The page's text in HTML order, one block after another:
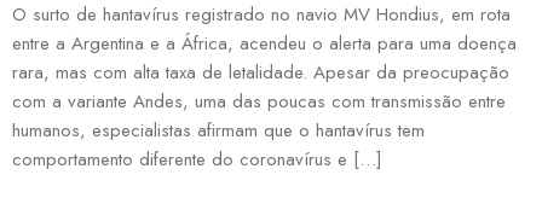
O surto de hantavírus registrado no navio MV Hondius, em rota
entre a Argentina e a África, acendeu o alerta para uma doença
rara, mas com alta taxa de letalidade. Apesar da preocupação
com a variante Andes, uma das poucas com transmissão entre
humanos, especialistas afirmam que o hantavírus tem
comportamento diferente do coronavírus e […]